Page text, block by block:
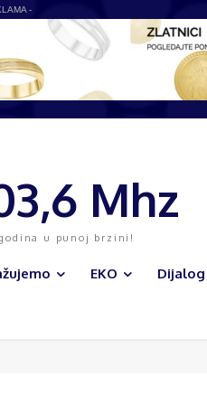
-
Mhz
u punoj brzini!
EKO Dijalog